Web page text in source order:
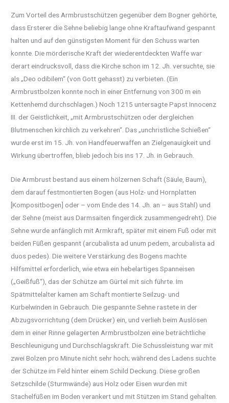
Zum Vorteil des Armbrustschützen gegenüber dem Bogner gehörte,
dass Ersterer die Sehne beliebig lange ohne Kraftaufwand gespannt
halten und auf den günstigsten Moment für den Schuss warten
konnte. Die mörderische Kraft der wiederentdeckten Waffe war
derart eindrucksvoll, dass die Kirche schon im 12. Jh. versuchte, sie
als „Deo odibilem“ (von Gott gehasst) zu verbieten. (Ein
Armbrustbolzen konnte noch in einer Entfernung von 300 m ein
Kettenhemd durchschlagen.) Noch 1215 untersagte Papst Innocenz
III. der Geistlichkeit, „mit Armbrustschützen oder dergleichen
Blutmenschen kirchlich zu verkehren“. Das „unchristliche Schießen“
wurde erst im 15. Jh. von Handfeuerwaffen an Zielgenauigkeit und
Wirkung übertroffen, blieb jedoch bis ins 17. Jh. in Gebrauch.
Die Armbrust bestand aus einem hölzernen Schaft (Säule, Baum),
dem darauf festmontierten Bogen (aus Holz- und Hornplatten
[Kompositbogen] oder – vom Ende des 14. Jh. an – aus Stahl) und
der Sehne (meist aus Darmsaiten fingerdick zusammengedreht). Die
Sehne wurde anfänglich mit Armkraft, später mit einem Fuß oder mit
beiden Füßen gespannt (arcubalista ad unum pedem, arcubalista ad
duos pedes). Die weitere Verstärkung des Bogens machte
Hilfsmittel erforderlich, wie etwa ein hebelartiges Spanneisen
(„Geißfuß“), das der Schütze am Gürtel mit sich führte. Im
Spätmittelalter kamen am Schaft montierte Seilzug- und
Kurbelwinden in Gebrauch. Die gespannte Sehne rastete in der
Abzugsvorrichtung (dem Drücker) ein, und verlieh beim Auslösen
dem in einer Rinne gelagerten Armbrustbolzen eine beträchtliche
Beschleunigung und Durchschlagskraft. Die Schussleistung war mit
zwei Bolzen pro Minute nicht sehr hoch; während des Ladens suchte
der Schütze im Feld hinter einem Schild Deckung. Diese großen
Setzschilde (Sturmwände) aus Holz oder Eisen wurden mit
Stachelfüßen im Boden verankert und mit Stützen im Stand gehalten.